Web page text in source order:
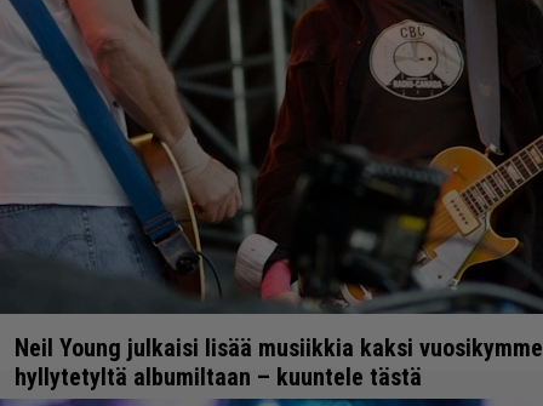
Neil Young julkaisi lisää musiikkia kaksi
hyllytetyltä albumiltaan – kuuntele tästä